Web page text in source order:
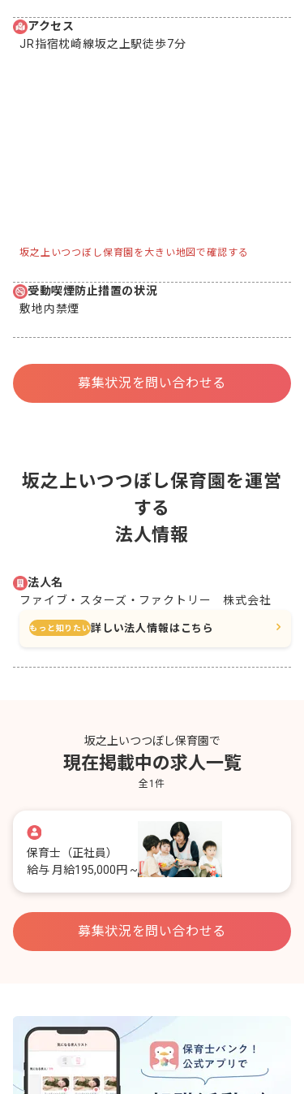
アクセス
JR指宿枕崎線坂之上駅徒歩7分
坂之上いつつぼし保育園を大きい地図で確認する
受動喫煙防止措置の状況
敷地内禁煙
募集状況を問い合わせる
坂之上いつつぼし保育園を運営
する
法人情報
法人名
ファイブ・スターズ・ファクトリー 株式会社
もっと知りたい詳しい法人情報はこちら
坂之上いつつぼし保育園で
現在掲載中の求人一覧
全 1件
保育士 （正社員）
給与 月給195,000円 ~
募集状況を問い合わせる